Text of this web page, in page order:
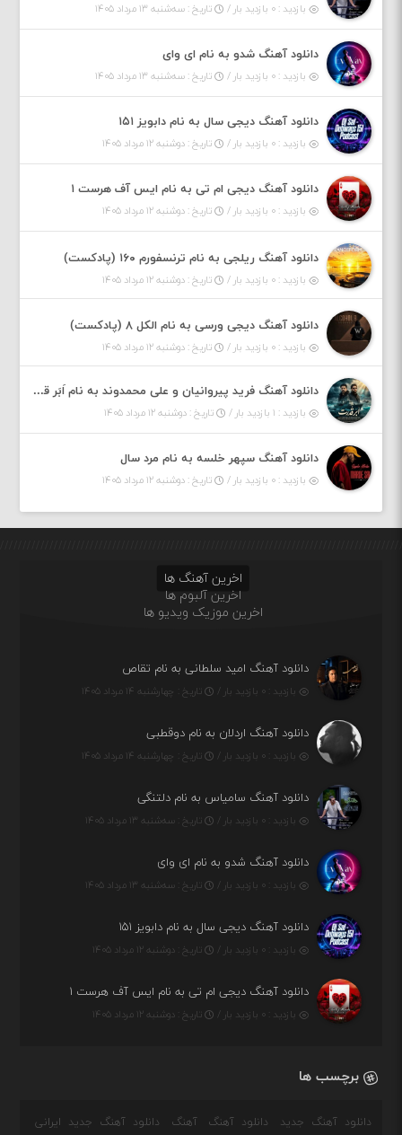
بازدید : ۰ بازدید بار / تاریخ : سه‌شنبه ۱۳ مرداد ۱۴۰۵
دانلود آهنگ شدو به نام ای وای
بازدید : ۰ بازدید بار / تاریخ : سه‌شنبه ۱۳ مرداد ۱۴۰۵
دانلود آهنگ دیجی سال به نام دابویز ۱۵۱
بازدید : ۰ بازدید بار / تاریخ : دوشنبه ۱۲ مرداد ۱۴۰۵
دانلود آهنگ دیجی ام تی به نام ایس آف هرست ۱
بازدید : ۰ بازدید بار / تاریخ : دوشنبه ۱۲ مرداد ۱۴۰۵
دانلود آهنگ ریلجی به نام ترنسفورم ۱۶۰ (پادکست)
بازدید : ۰ بازدید بار / تاریخ : دوشنبه ۱۲ مرداد ۱۴۰۵
دانلود آهنگ دیجی ورسی به نام الکل ۸ (پادکست)
بازدید : ۰ بازدید بار / تاریخ : دوشنبه ۱۲ مرداد ۱۴۰۵
دانلود آهنگ فرید پیروانیان و علی محمدوند به نام اَبَر قدرت
بازدید : ۱ بازدید بار / تاریخ : دوشنبه ۱۲ مرداد ۱۴۰۵
دانلود آهنگ سپهر خلسه به نام مرد سال
بازدید : ۰ بازدید بار / تاریخ : دوشنبه ۱۲ مرداد ۱۴۰۵
اخرین آهنگ ها
اخرین آلبوم ها
اخرین موزیک ویدیو ها
دانلود آهنگ امید سلطانی به نام تقاص
بازدید : ۰ بازدید بار / تاریخ : چهارشنبه ۱۴ مرداد ۱۴۰۵
دانلود آهنگ اردلان به نام دوقطبی
بازدید : ۰ بازدید بار / تاریخ : چهارشنبه ۱۴ مرداد ۱۴۰۵
دانلود آهنگ سامیاس به نام دلتنگی
بازدید : ۰ بازدید بار / تاریخ : سه‌شنبه ۱۳ مرداد ۱۴۰۵
دانلود آهنگ شدو به نام ای وای
بازدید : ۰ بازدید بار / تاریخ : سه‌شنبه ۱۳ مرداد ۱۴۰۵
دانلود آهنگ دیجی سال به نام دابویز ۱۵۱
بازدید : ۰ بازدید بار / تاریخ : دوشنبه ۱۲ مرداد ۱۴۰۵
دانلود آهنگ دیجی ام تی به نام ایس آف هرست ۱
بازدید : ۰ بازدید بار / تاریخ : دوشنبه ۱۲ مرداد ۱۴۰۵
برچسب ها
دانلود آهنگ جدید دانلود آهنگ آهنگ دانلود آهنگ جدید ایرانی